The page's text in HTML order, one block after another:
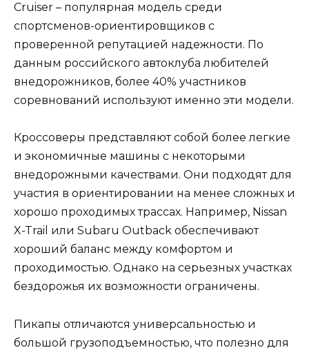
Cruiser – популярная модель среди
спортсменов-ориентировщиков с
проверенной репутацией надежности. По
данным российского автоклуба любителей
внедорожников, более 40% участников
соревнований используют именно эти модели.
Кроссоверы представляют собой более легкие
и экономичные машины с некоторыми
внедорожными качествами. Они подходят для
участия в ориентировании на менее сложных и
хорошо проходимых трассах. Например, Nissan
X-Trail или Subaru Outback обеспечивают
хороший баланс между комфортом и
проходимостью. Однако на серьезных участках
бездорожья их возможности ограничены.
Пикапы отличаются универсальностью и
большой грузоподъемностью, что полезно для